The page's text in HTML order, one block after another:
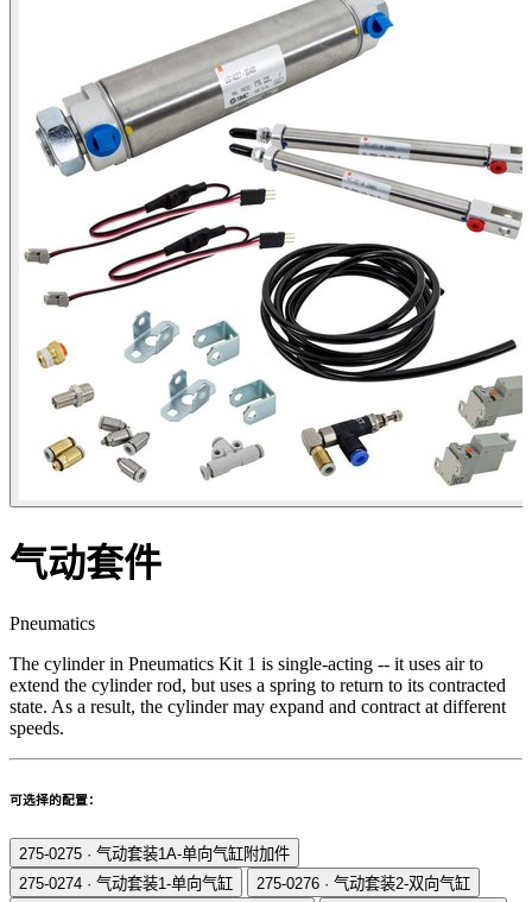
气动套件
Pneumatics
The cylinder in Pneumatics Kit 1 is single-acting -- it uses air to
extend the cylinder rod, but uses a spring to return to its contracted
state. As a result, the cylinder may expand and contract at different
speeds.
可选择的配置：
275-0275 · 气动套装1A-单向气缸附加件
275-0274 · 气动套装1-单向气缸 275-0276 · 气动套装2-双向气缸